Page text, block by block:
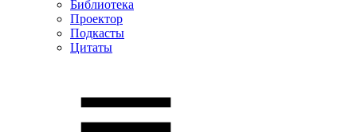
Библиотека
Проектор
Подкасты
Цитаты